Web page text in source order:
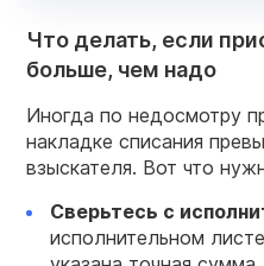
Что делать, если
больше, чем надо
Иногда по недосмотру
накладке списания
взыскателя. Вот что
Сверьтесь с
исполнительном